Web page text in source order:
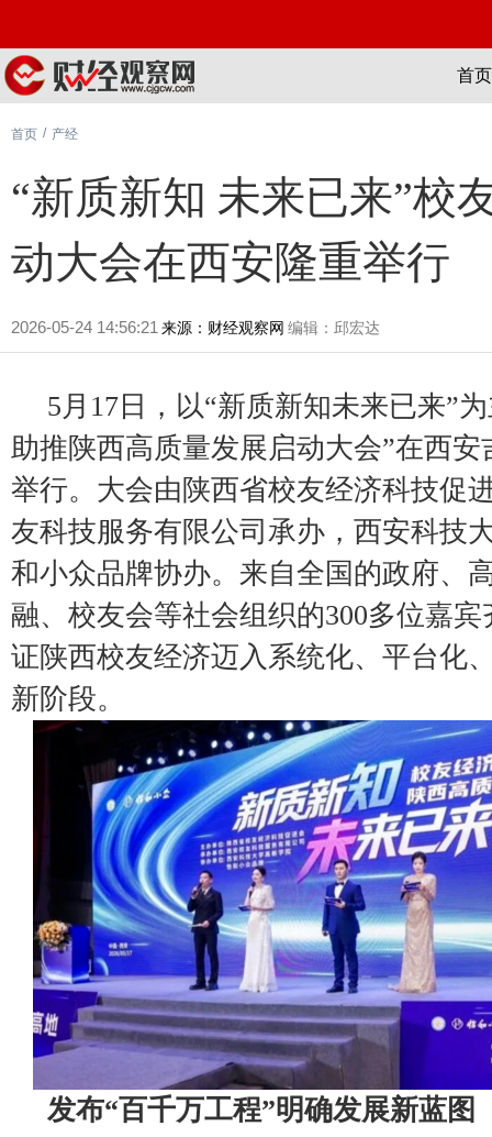
首页
首页 / 产经
“新质新知 未来已来”校
动大会在西安隆重举行
2026-05-24 14:56:21 来源：财经观察网 编辑：邱宏达
5月17日，以“新质新知未来已来”
助推陕西高质量发展启动大会”在西
举行。大会由陕西省校友经济科技促
友科技服务有限公司承办，西安科技
和小众品牌协办。来自全国的政府、
融、校友会等社会组织的300多位嘉
证陕西校友经济迈入系统化、平台化
新阶段。
发布“百千万工程”明确发展新蓝图